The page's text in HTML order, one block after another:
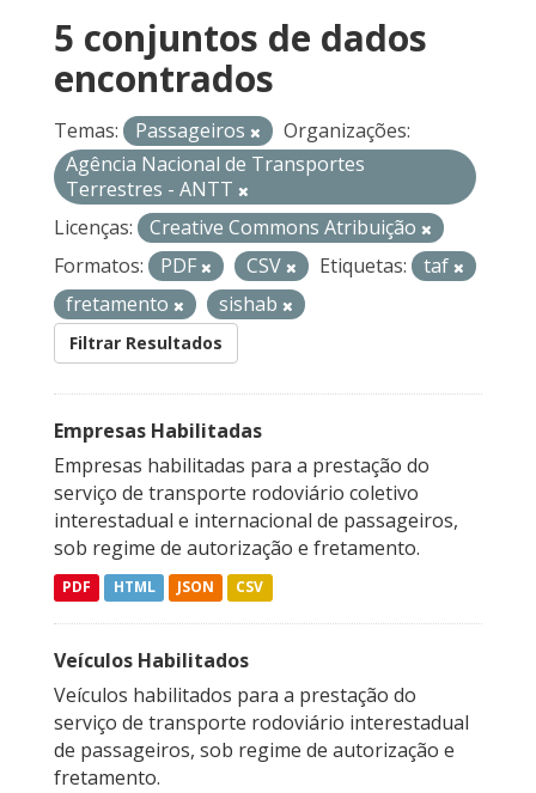
5 conjuntos de dados
encontrados
Temas: Passageiros
Organizações:
Agência Nacional de Transportes
Terrestres - ANTT
Licenças:
Creative Commons Atribuição
Formatos:
PDF CSV Etiquetas:
taf
fretamento
sishab
Filtrar Resultados
Empresas Habilitadas
Empresas habilitadas para a prestação do
serviço de transporte rodoviário coletivo
interestadual e internacional de passageiros,
sob regime de autorização e fretamento.
PDF HTML JSON CSV
Veículos Habilitados
Veículos habilitados para a prestação do
serviço de transporte rodoviário interestadual
de passageiros, sob regime de autorização e
fretamento.